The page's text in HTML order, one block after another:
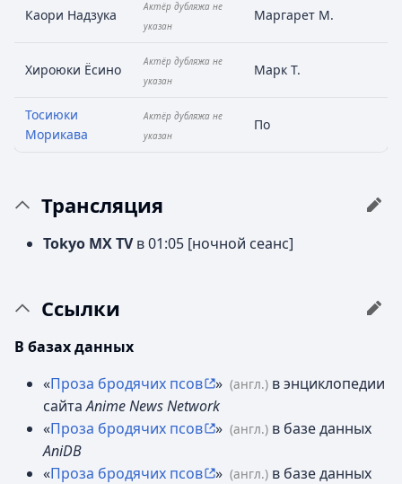
Каори Надзука
Актёр дубляжа не
указан
Маргарет М.
Хироюки Ёсино
Актёр дубляжа не
указан
Марк Т.
Тосиюки
Морикава
Актёр дубляжа не
указан
По
Трансляция
Tokyo MX TVв 01:05 [ночной сеанс]
Ссылки
В базах данных
«Проза бродячих псов » (англ.) в энциклопедии
сайтаAnime News Network
«Проза бродячих псов » (англ.) в базе данных
AniDB
«Проза бродячих псов » (англ.) в базе данных